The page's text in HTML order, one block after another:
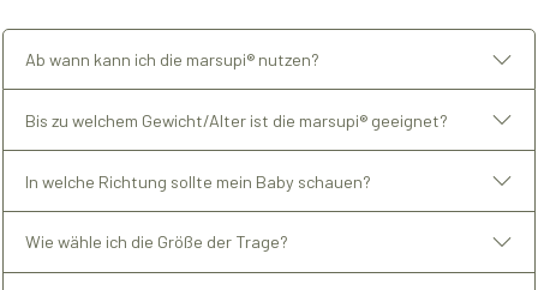
Ab wann kann ich die marsupi® nutzen?
Bis zu welchem Gewicht/Alter ist die marsupi® geeignet?
In welche Richtung sollte mein Baby schauen?
Wie wähle ich die Größe der Trage?